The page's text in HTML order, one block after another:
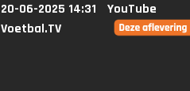
20-06-2025 14:31
YouTube
Voetbal.TV